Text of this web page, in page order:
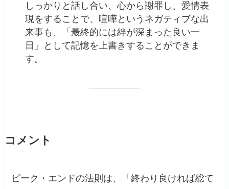
しっかりと話し合い、心から謝罪し、愛情表
現をすることで、喧嘩というネガティブな出
来事も、「最終的には絆が深まった良い一
日」として記憶を上書きすることができま
す。
コメント
ピーク・エンドの法則は、「終わり良ければ総て